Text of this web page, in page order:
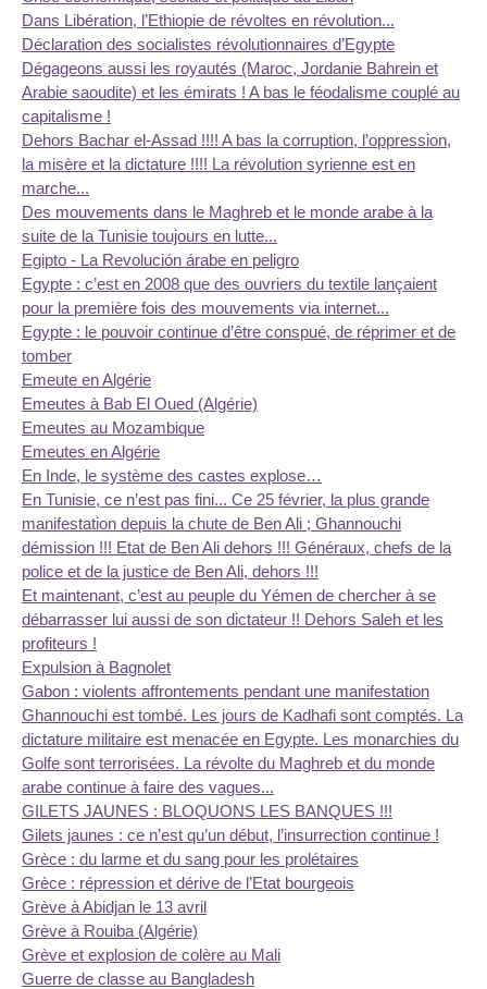
Dans Libération, l’Ethiopie de révoltes en révolution...
Déclaration des socialistes révolutionnaires d’Egypte
Dégageons aussi les royautés (Maroc, Jordanie Bahrein et
Arabie saoudite) et les émirats ! A bas le féodalisme couplé au
capitalisme !
Dehors Bachar el-Assad !!!! A bas la corruption, l’oppression,
la misère et la dictature !!!! La révolution syrienne est en
marche...
Des mouvements dans le Maghreb et le monde arabe à la
suite de la Tunisie toujours en lutte...
Egipto - La Revolución árabe en peligro
Egypte : c’est en 2008 que des ouvriers du textile lançaient
pour la première fois des mouvements via internet...
Egypte : le pouvoir continue d’être conspué, de réprimer et de
tomber
Emeute en Algérie
Emeutes à Bab El Oued (Algérie)
Emeutes au Mozambique
Emeutes en Algérie
En Inde, le système des castes explose…
En Tunisie, ce n’est pas fini... Ce 25 février, la plus grande
manifestation depuis la chute de Ben Ali ; Ghannouchi
démission !!! Etat de Ben Ali dehors !!! Généraux, chefs de la
police et de la justice de Ben Ali, dehors !!!
Et maintenant, c’est au peuple du Yémen de chercher à se
débarrasser lui aussi de son dictateur !! Dehors Saleh et les
profiteurs !
Expulsion à Bagnolet
Gabon : violents affrontements pendant une manifestation
Ghannouchi est tombé. Les jours de Kadhafi sont comptés. La
dictature militaire est menacée en Egypte. Les monarchies du
Golfe sont terrorisées. La révolte du Maghreb et du monde
arabe continue à faire des vagues...
GILETS JAUNES : BLOQUONS LES BANQUES !!!
Gilets jaunes : ce n’est qu’un début, l’insurrection continue !
Grèce : du larme et du sang pour les prolétaires
Grèce : répression et dérive de l’Etat bourgeois
Grève à Abidjan le 13 avril
Grève à Rouiba (Algérie)
Grève et explosion de colère au Mali
Guerre de classe au Bangladesh